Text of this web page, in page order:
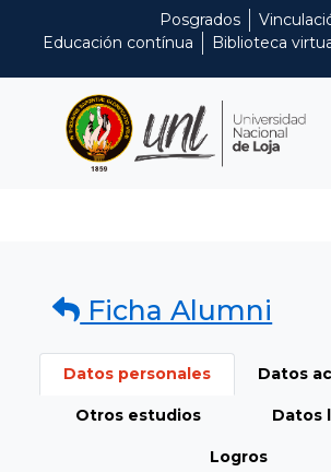
Posgrados
Educación contínua
Biblioteca
Ficha Alumni
Datos personales Datos
Otros estudios Datos
Logros